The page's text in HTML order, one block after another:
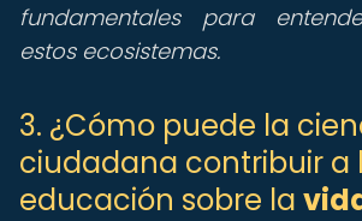
fundamentales para
estos ecosistemas.
3. ¿Cómo puede la
ciudadana contribuir a
educación sobre la